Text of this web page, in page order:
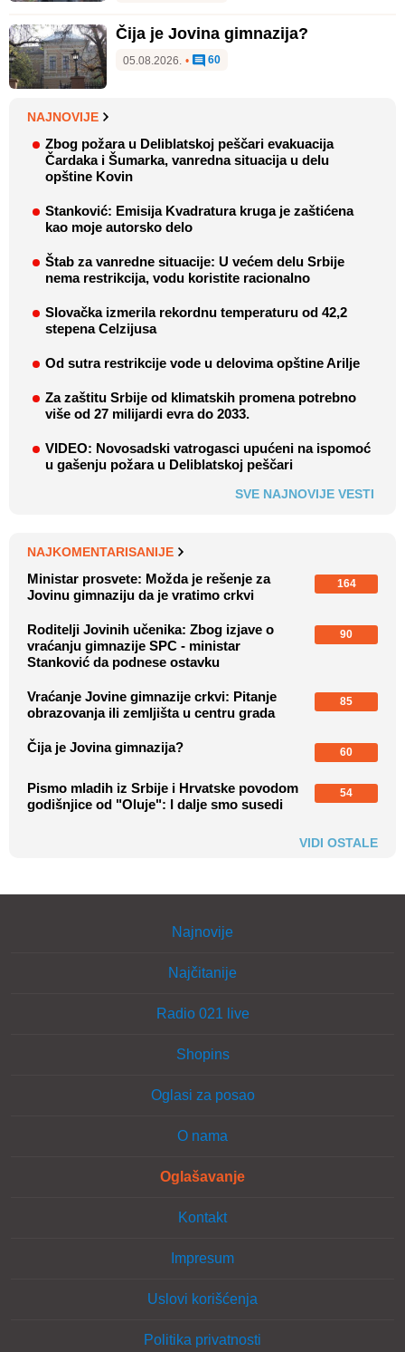
Čija je Jovina gimnazija?
05.08.2026. • 60
NAJNOVIJE
Zbog požara u Deliblatskoj peščari evakuacija
Čardaka i Šumarka, vanredna situacija u delu
opštine Kovin
Stanković: Emisija Kvadratura kruga je zaštićena
kao moje autorsko delo
Štab za vanredne situacije: U većem delu Srbije
nema restrikcija, vodu koristite racionalno
Slovačka izmerila rekordnu temperaturu od 42,2
stepena Celzijusa
Od sutra restrikcije vode u delovima opštine Arilje
Za zaštitu Srbije od klimatskih promena potrebno
više od 27 milijardi evra do 2033.
VIDEO: Novosadski vatrogasci upućeni na ispomoć
u gašenju požara u Deliblatskoj peščari
SVE NAJNOVIJE VESTI
NAJKOMENTARISANIJE
Ministar prosvete: Možda je rešenje za
Jovinu gimnaziju da je vratimo crkvi
164
Roditelji Jovinih učenika: Zbog izjave o
vraćanju gimnazije SPC - ministar
Stanković da podnese ostavku
90
Vraćanje Jovine gimnazije crkvi: Pitanje
obrazovanja ili zemljišta u centru grada
85
Čija je Jovina gimnazija? 60
Pismo mladih iz Srbije i Hrvatske povodom
godišnjice od "Oluje": I dalje smo susedi
54
VIDI OSTALE
Najnovije
Najčitanije
Radio 021 live
Shopins
Oglasi za posao
O nama
Oglašavanje
Kontakt
Impresum
Uslovi korišćenja
Politika privatnosti